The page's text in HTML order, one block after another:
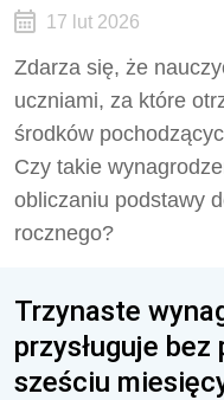
17 lut 2026
Zdarza się, że
uczniami, za które
środków
Czy takie
obliczaniu podstawy
rocznego?
Trzynaste
przysługuje
sześciu